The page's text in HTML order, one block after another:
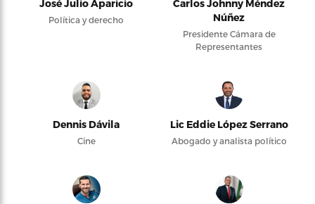
José Julio Aparicio
Política y derecho
Carlos Johnny Méndez
Núñez
Presidente Cámara de
Representantes
Dennis Dávila
Cine
Lic Eddie López Serrano
Abogado y analista político